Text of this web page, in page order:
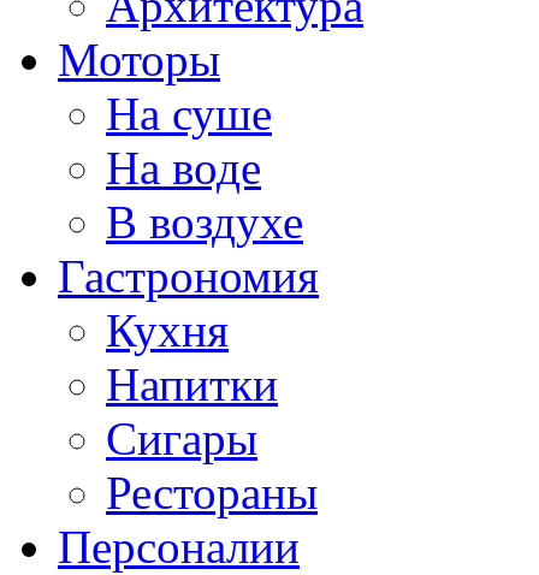
Моторы
На суше
На воде
В воздухе
Гастрономия
Кухня
Напитки
Сигары
Рестораны
Персоналии